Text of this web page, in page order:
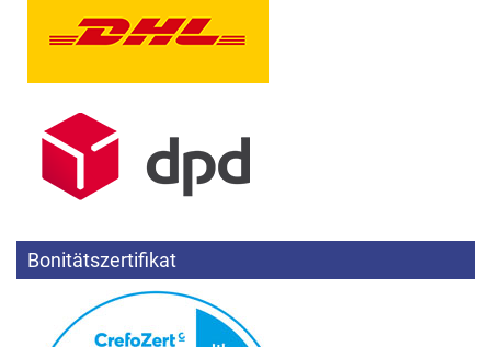
Bonitätszertifikat